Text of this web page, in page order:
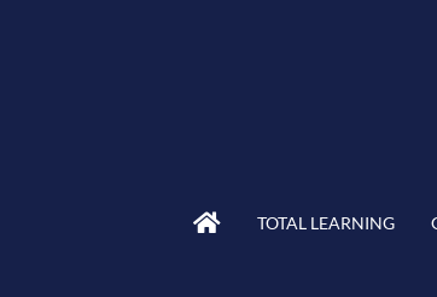
TOTAL LEARNING